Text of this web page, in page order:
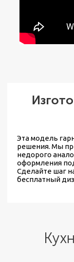
Эта модель
решения. Мы
недорого
оформления
Сделайте шаг
бесплатный